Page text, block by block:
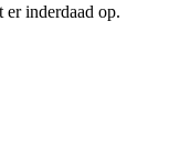
inderdaad op.